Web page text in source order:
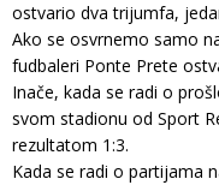
ostvario dva trijumfa,
Ako se osvrnemo samo
fudbaleri Ponte Prete
Inače, kada se radi o
svom stadionu od Sport
rezultatom 1:3.
Kada se radi o partijama